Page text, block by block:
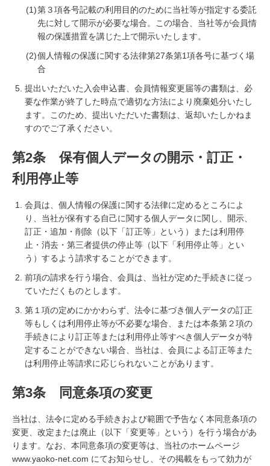
第３項各号記載の利用目的のために当社等が指定する委託
先に対して開示が必要な場合。この場合、当社等が会員情
報の保護措置を講じた上で開示いたします。
個人情報の保護に関する法律第27条第1項各号に基づく場
合
提出いただいた入会申込書、会員情報変更届等の書類は、必
要な作業が終了した時点で適切な方法により廃棄処分いたし
ます。このため、提出いただいた書類は、返却いたしかねま
すのでご了承ください。
第2条 保有個人データの開示・訂正・
利用停止等
会員は、個人情報の保護に関する法律に定めるところによ
り、当社が保有する自己に関する個人データに関し、開示、
訂正・追加・削除（以下「訂正等」という）または利用停
止・消去・第三者提供の停止等（以下「利用停止等」とい
う）するよう請求することができます。
前項の請求を行う場合、会員は、当社が定めた手続きに従っ
ていただくものとします。
第１項の定めにかかわらず、法令に基づき個人データの訂正
等もしくは利用停止等が不必要な場合、または本条第２項の
手続きにより訂正等または利用停止等すべき個人データが特
定することができない場合、当社は、会員による訂正等また
は利用停止等請求に応じられないことがあります。
第3条 同意条項の変更
当社は、法令に定める手続きおよび範囲で予告なく本同意条項の
変更、改定または廃止（以下「変更等」という）を行う場合があ
ります。なお、本同意条項の変更等は、当社のホームページ
www.yaoko-net.com にてお知らせし、その掲載をもって効力が